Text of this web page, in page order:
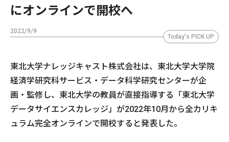
にオンラインで開校へ
2022/9/9
Today's PICK UP
東北大学ナレッジキャスト株式会社は、東北大学大学院
経済学研究科サービス・データ科学研究センターが企
画・監修し、東北大学の教員が直接指導する「東北大学
データサイエンスカレッジ」が2022年10月から全カリキ
ュラム完全オンラインで開校すると発表した。